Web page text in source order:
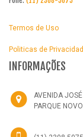
Termos de Uso
Politicas de
INFORMAÇÕES
AVENIDA
PARQUE